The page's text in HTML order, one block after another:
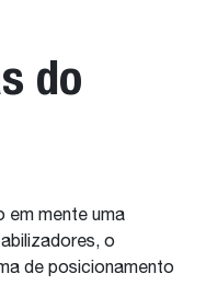
do
em mente uma
o
de posicionamento